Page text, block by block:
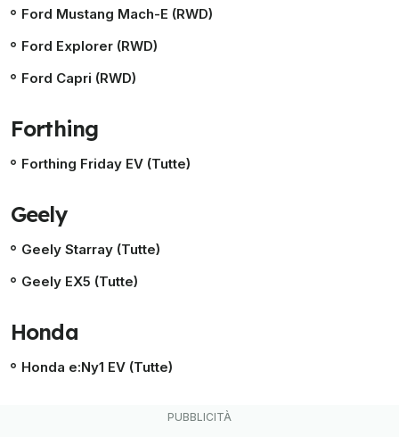
Ford Mustang Mach-E (RWD)
Ford Explorer (RWD)
Ford Capri (RWD)
Forthing
Forthing Friday EV (Tutte)
Geely
Geely Starray (Tutte)
Geely EX5 (Tutte)
Honda
Honda e:Ny1 EV (Tutte)